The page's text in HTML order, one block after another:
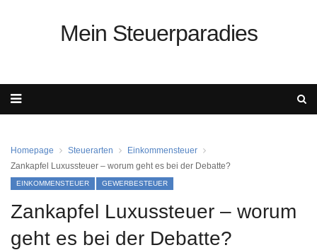
Mein Steuerparadies
Homepage Steuerarten
Einkommensteuer
Zankapfel Luxussteuer – worum geht es bei der Debatte?
EINKOMMENSTEUER GEWERBESTEUER
Zankapfel Luxussteuer – worum
geht es bei der Debatte?